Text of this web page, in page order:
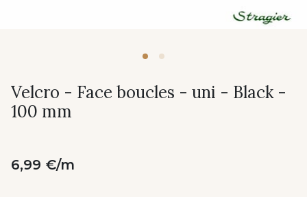
Velcro - Face boucles - uni - Black -
100 mm
6,99 €/m